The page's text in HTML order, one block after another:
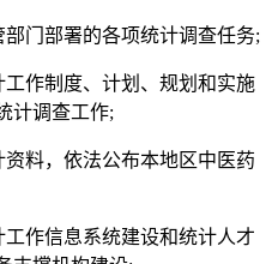
门部署的各项统计调查任务;
作制度、计划、规划和实施
计调查工作;
料，依法公布本地区中医药
作信息系统建设和统计人才